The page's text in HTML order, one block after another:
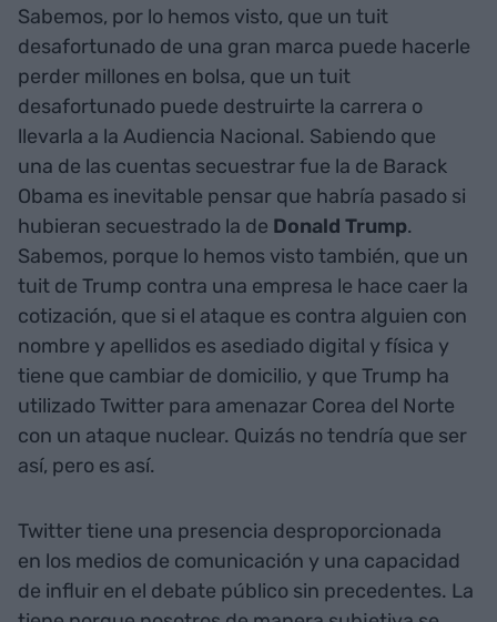
Sabemos, por lo hemos visto, que un tuit
desafortunado de una gran marca puede hacerle
perder millones en bolsa, que un tuit
desafortunado puede destruirte la carrera o
llevarla a la Audiencia Nacional. Sabiendo que
una de las cuentas secuestrar fue la de Barack
Obama es inevitable pensar que habría pasado si
hubieran secuestrado la de Donald Trump.
Sabemos, porque lo hemos visto también, que un
tuit de Trump contra una empresa le hace caer la
cotización, que si el ataque es contra alguien con
nombre y apellidos es asediado digital y física y
tiene que cambiar de domicilio, y que Trump ha
utilizado Twitter para amenazar Corea del Norte
con un ataque nuclear. Quizás no tendría que ser
así, pero es así.
Twitter tiene una presencia desproporcionada
en los medios de comunicación y una capacidad
de influir en el debate público sin precedentes. La